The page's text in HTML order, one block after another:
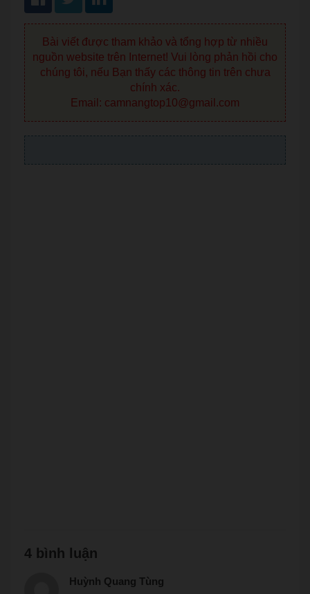
Bài viết được tham khảo và tổng hợp từ nhiều
nguồn website trên Internet! Vui lòng phản hồi cho
chúng tôi, nếu Bạn thấy các thông tin trên chưa
chính xác.
Email: camnangtop10@gmail.com
4 bình luận
Huỳnh Quang Tùng